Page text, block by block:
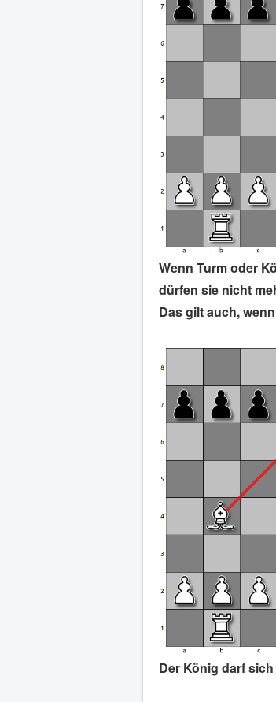
Wenn Turm oder
dürfen sie nicht
Das gilt auch,
Der König darf